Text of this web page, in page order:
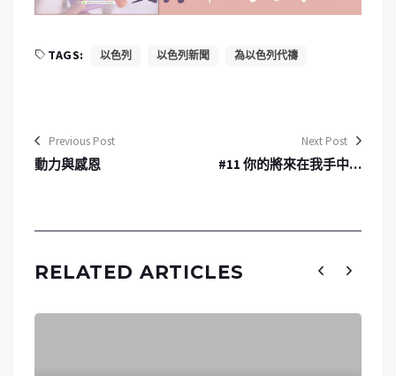
TAGS: 以色列 以色列新聞 為以色列代禱
Previous Post
動力與感恩
Next Post
#11 你的將來在我手中…
RELATED ARTICLES